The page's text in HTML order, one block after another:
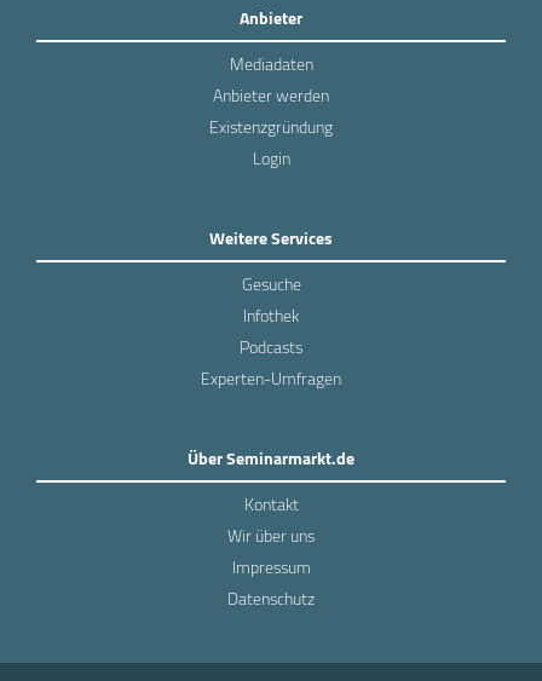
Anbieter
Mediadaten
Anbieter werden
Existenzgründung
Login
Weitere Services
Gesuche
Infothek
Podcasts
Experten-Umfragen
Über Seminarmarkt.de
Kontakt
Wir über uns
Impressum
Datenschutz